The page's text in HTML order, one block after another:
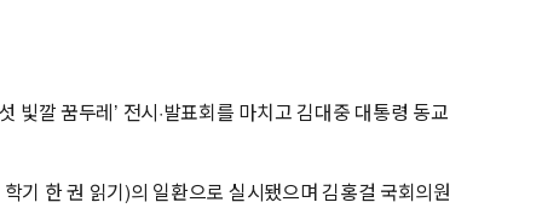
깔 꿈두레’ 전시·발표회를 마치고 김대중 대통령 동교
기 한 권 읽기)의 일환으로 실시됐으며 김홍걸 국회의원